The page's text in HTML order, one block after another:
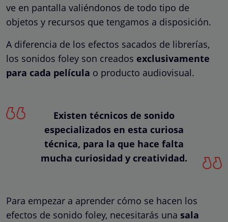
ve en pantalla valiéndonos de todo tipo de
objetos y recursos que tengamos a disposición.
A diferencia de los efectos sacados de librerías,
los sonidos foley son creados exclusivamente
para cada película o producto audiovisual.
Existen técnicos de sonido
especializados en esta curiosa
técnica, para la que hace falta
mucha curiosidad y creatividad.
Para empezar a aprender cómo se hacen los
efectos de sonido foley, necesitarás una sala